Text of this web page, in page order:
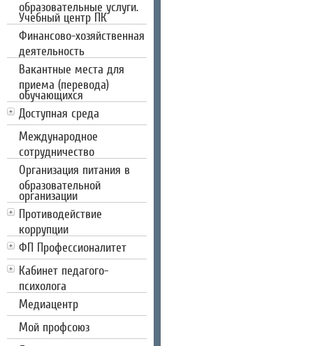
образовательные услуги.
Учебный центр ПК
Финансово-хозяйственная
деятельность
Вакантные места для
приема (перевода)
обучающихся
Доступная среда
Международное
сотрудничество
Организация питания в
образовательной
организации
Противодействие
коррупции
ФП Профессионалитет
Кабинет педагого-
психолога
Медиацентр
Мой профсоюз